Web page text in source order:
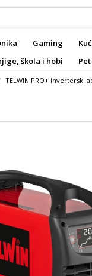
Gaming
škola i hobi
TELWIN PRO+ inverterski